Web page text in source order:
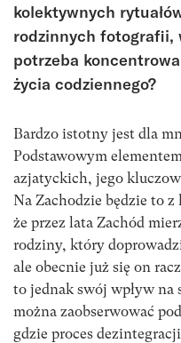
kolektywnych
rodzinnych fotografii,
potrzeba
życia codziennego?
Bardzo istotny jest dla
Podstawowym
azjatyckich, jego
Na Zachodzie będzie to
że przez lata Zachód
rodziny, który
ale obecnie już się on
to jednak swój wpływ na
można zaobserwować
gdzie proces